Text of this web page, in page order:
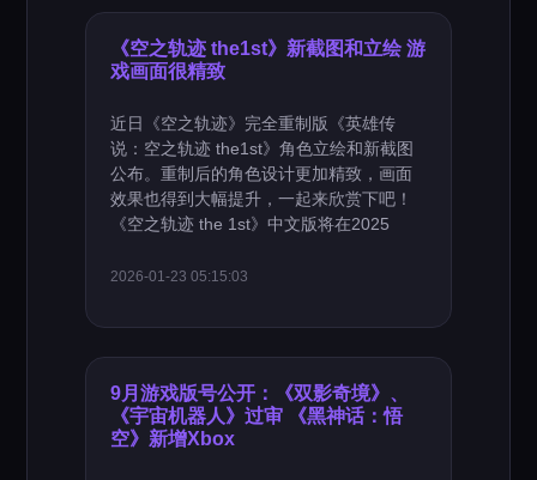
《空之轨迹 the1st》新截图和立绘 游
戏画面很精致
近日《空之轨迹》完全重制版《英雄传
说：空之轨迹 the1st》角色立绘和新截图
公布。重制后的角色设计更加精致，画面
效果也得到大幅提升，一起来欣赏下吧！
《空之轨迹 the 1st》中文版将在2025
2026-01-23 05:15:03
9月游戏版号公开：《双影奇境》、
《宇宙机器人》过审 《黑神话：悟
空》新增Xbox